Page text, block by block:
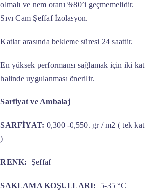
olmalı ve nem oranı %80’i geçmemelidir.
Sıvı Cam Şeffaf İzolasyon.
Katlar arasında bekleme süresi 24 saattir.
En yüksek performansı sağlamak için iki kat
halinde uygulanması önerilir.
Sarfiyat ve Ambalaj
SARFİYAT: 0,300 -0,550. gr / m2 ( tek kat
)
RENK: Şeffaf
SAKLAMA KOŞULLARI:
5-35 °C